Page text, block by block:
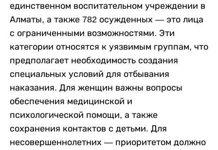
единственном воспитательном учреждении в
Алматы, а также 782 осужденных — это лица
с ограниченными возможностями. Эти
категории относятся к уязвимым группам, что
предполагает необходимость создания
специальных условий для отбывания
наказания. Для женщин важны вопросы
обеспечения медицинской и
психологической помощи, а также
сохранения контактов с детьми. Для
несовершеннолетних — приоритетом должно